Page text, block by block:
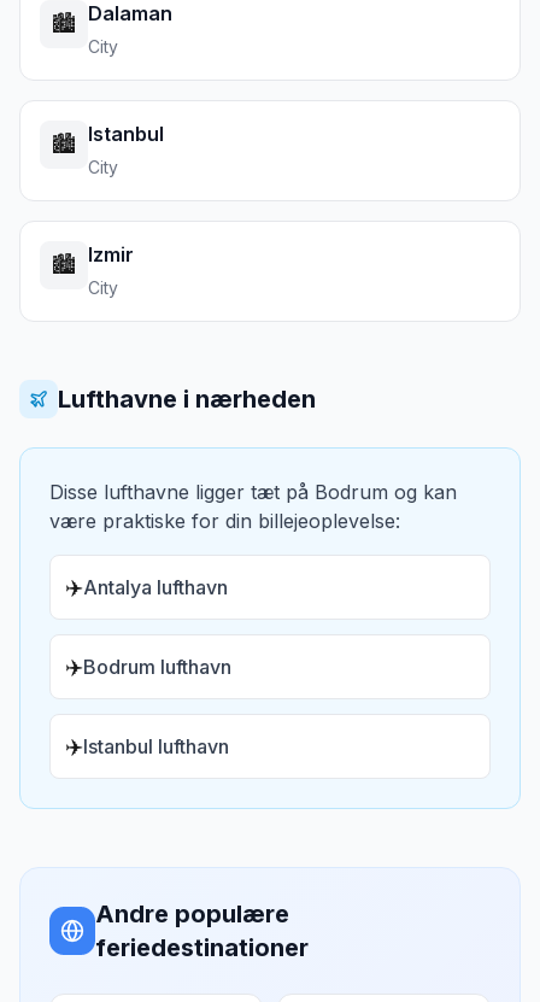
🏙️ Dalaman
City
🏙️ Istanbul
City
🏙️ Izmir
City
Lufthavne i nærheden
Disse lufthavne ligger tæt på Bodrum og kan
være praktiske for din billejeoplevelse:
✈️Antalya lufthavn
✈️Bodrum lufthavn
✈️Istanbul lufthavn
Andre populære
feriedestinationer